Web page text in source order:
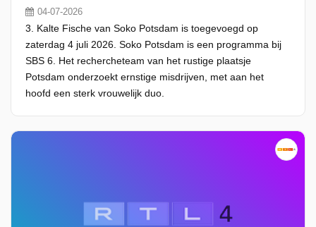
04-07-2026
3. Kalte Fische van Soko Potsdam is toegevoegd op
zaterdag 4 juli 2026. Soko Potsdam is een programma bij
SBS 6. Het rechercheteam van het rustige plaatsje
Potsdam onderzoekt ernstige misdrijven, met aan het
hoofd een sterk vrouwelijk duo.